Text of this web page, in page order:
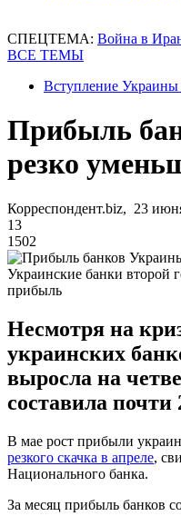
СПЕЦТЕМА: Война в
ВСЕ ТЕМЫ
Вступление
Прибыль
резко
Корреспондент.biz, 23
13
1502
Украинские банки второй
прибыль
Несмотря на
украинских
выросла на
составила
В мае рост прибыли
резкого скачка в апреле,
Национального банка.
За месяц прибыль банков